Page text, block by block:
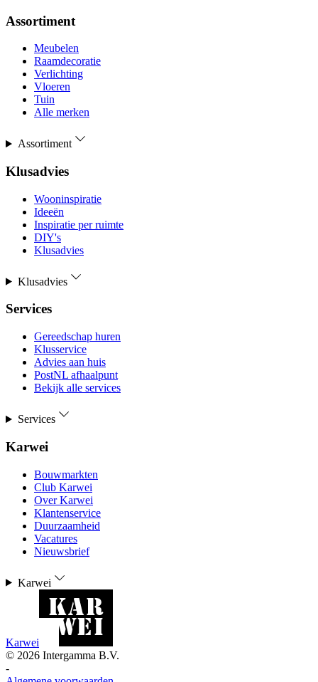
Assortiment
Meubelen
Raamdecoratie
Verlichting
Vloeren
Tuin
Alle merken
Assortiment
Klusadvies
Wooninspiratie
Ideeën
Inspiratie per ruimte
DIY's
Klusadvies
Klusadvies
Services
Gereedschap huren
Klusservice
Advies aan huis
PostNL afhaalpunt
Bekijk alle services
Services
Karwei
Bouwmarkten
Club Karwei
Over Karwei
Klantenservice
Duurzaamheid
Vacatures
Nieuwsbrief
Karwei
Karwei
© 2026 Intergamma B.V.
-